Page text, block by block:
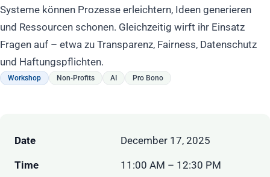
Systeme können Prozesse erleichtern, Ideen generieren
und Ressourcen schonen. Gleichzeitig wirft ihr Einsatz
Fragen auf – etwa zu Transparenz, Fairness, Datenschutz
und Haftungspflichten.
Workshop Non-Profits AI Pro Bono
Date December 17, 2025
Time 11:00 AM – 12:30 PM